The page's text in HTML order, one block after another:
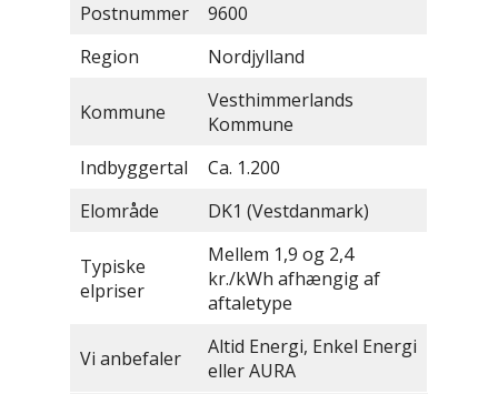
Postnummer
9600
Region
Nordjylland
Kommune
Vesthimmerlands
Kommune
Indbyggertal
Ca. 1.200
Elområde
DK1 (Vestdanmark)
Typiske
elpriser
Mellem 1,9 og 2,4
kr./kWh afhængig af
aftaletype
Vi anbefaler
Altid Energi, Enkel Energi
eller AURA